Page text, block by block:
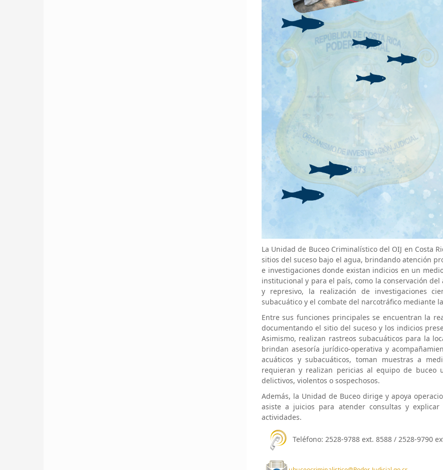
La Unidad de Buceo Criminalístico del OIJ en Costa
sitios del suceso bajo el agua, brindando atención
e investigaciones donde existan indicios en un
institucional y para el país, como la conservación
y represivo, la realización de investigaciones
subacuático y el combate del narcotráfico mediante
Entre sus funciones principales se encuentran la
documentando el sitio del suceso y los indicios
Asimismo, realizan rastreos subacuáticos para la
brindan asesoría jurídico-operativa y
acuáticos y subacuáticos, toman muestras a
requieran y realizan pericias al equipo de buceo
delictivos, violentos o sospechosos.
Además, la Unidad de Buceo dirige y apoya
asiste a juicios para atender consultas y
actividades.
Teléfono: 2528-9788 ext. 8588 / 2528-9790